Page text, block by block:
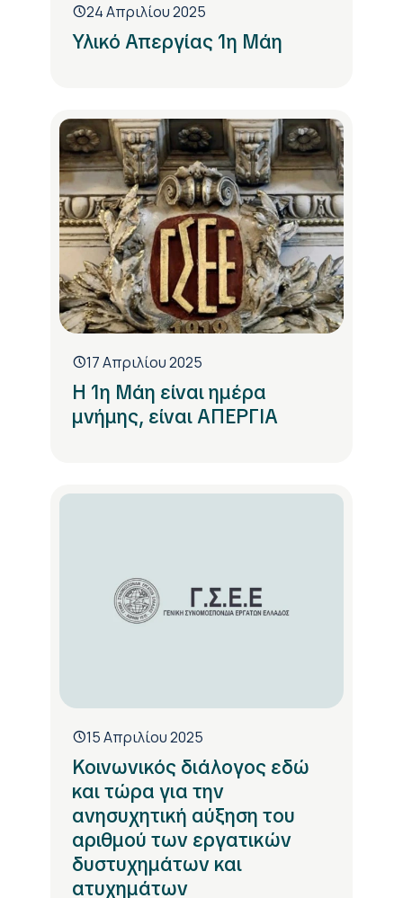
24 Απριλίου 2025
Υλικό Απεργίας 1η Μάη
17 Απριλίου 2025
Η 1η Μάη είναι ημέρα
μνήμης, είναι ΑΠΕΡΓΙΑ
15 Απριλίου 2025
Κοινωνικός διάλογος εδώ
και τώρα για την
ανησυχητική αύξηση του
αριθμού των εργατικών
δυστυχημάτων και
ατυχημάτων